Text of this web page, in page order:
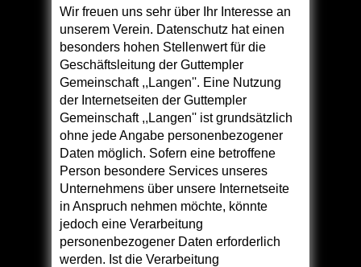
Wir freuen uns sehr über Ihr Interesse an
unserem Verein. Datenschutz hat einen
besonders hohen Stellenwert für die
Geschäftsleitung der Guttempler
Gemeinschaft ,,Langen''. Eine Nutzung
der Internetseiten der Guttempler
Gemeinschaft ,,Langen'' ist grundsätzlich
ohne jede Angabe personenbezogener
Daten möglich. Sofern eine betroffene
Person besondere Services unseres
Unternehmens über unsere Internetseite
in Anspruch nehmen möchte, könnte
jedoch eine Verarbeitung
personenbezogener Daten erforderlich
werden. Ist die Verarbeitung